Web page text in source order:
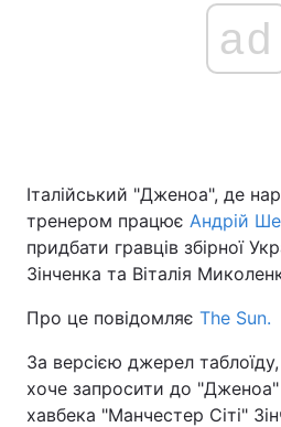
Головна
Україна
Економіка
Спорт
Техно і зв'язок
ad
Італійський "Дженоа", де
тренером працює Андрій
придбати гравців збірної
Зінченка та Віталія
Про це повідомляє The Sun.
За версією джерел
хоче запросити до "Дженоа"
хавбека "Манчестер Сіті"